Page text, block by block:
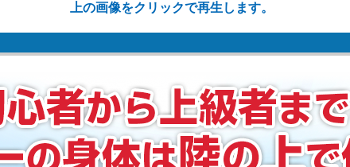
上の画像をクリックで再生します。